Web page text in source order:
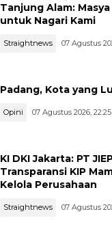
Tanjung Alam:
untuk Nagari Kami
Straightnews 07 Agustus
Padang, Kota yang
Opini 07 Agustus 2026,
KI DKI Jakarta: PT
Transparansi KIP
Kelola Perusahaan
Straightnews 07 Agustus